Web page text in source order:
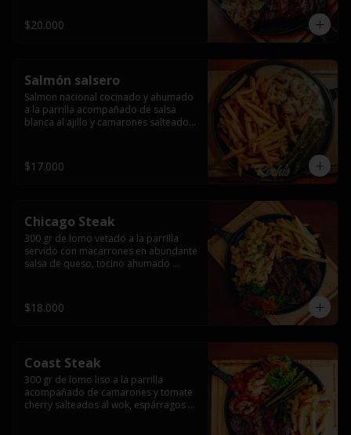
$20.000
Salmón salsero
Salmon nacional cocinado y ahumado
a la parrilla acompañado de salsa
blanca al ajillo y camarones salteados,
$17.000
Chicago Steak
300 gr de lomo vetado a la parrilla
servido con macarrones en abundante
salsa de queso, tocino ahumado
$18.000
Coast Steak
300 gr de lomo liso a la parrilla
acompañado de camarones y tomate
cherry salteados al wok, espárragos